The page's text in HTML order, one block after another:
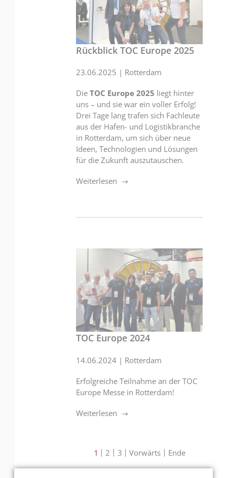
Rückblick TOC Europe 2025
23.06.2025 | Rotterdam
Die TOC Europe 2025 liegt hinter
uns – und sie war ein voller Erfolg!
Drei Tage lang trafen sich Fachleute
aus der Hafen- und Logistikbranche
in Rotterdam, um sich über neue
Ideen, Technologien und Lösungen
für die Zukunft auszutauschen.
Weiterlesen
TOC Europe 2024
14.06.2024 | Rotterdam
Erfolgreiche Teilnahme an der TOC
Europe Messe in Rotterdam!
Weiterlesen
1 2 3 Vorwärts Ende